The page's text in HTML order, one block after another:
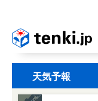
天気予報